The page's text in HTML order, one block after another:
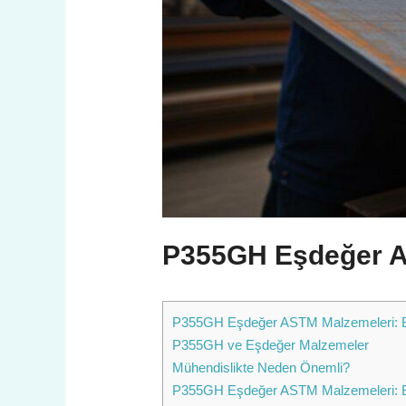
P355GH Eşdeğer
P355GH Eşdeğer ASTM Malzemeleri:
P355GH ve Eşdeğer Malzemeler
Mühendislikte Neden Önemli?
P355GH Eşdeğer ASTM Malzemeleri: